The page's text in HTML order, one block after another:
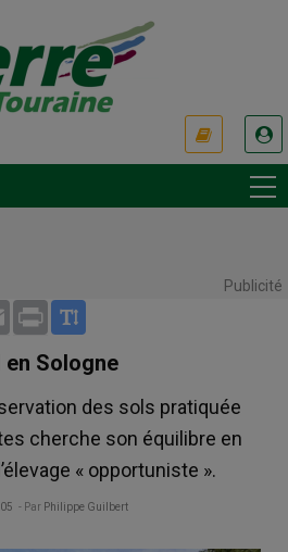
Publicité
Email Print
en Sologne
des sols pratiquée
cherche son équilibre en
« opportuniste ».
- Par Philippe Guilbert